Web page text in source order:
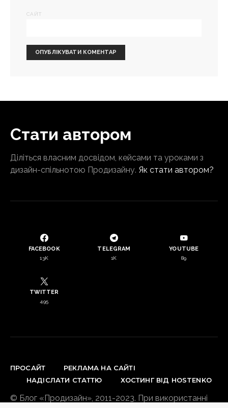
САЙТ
Стати автором
Діліться власним досвідом, кейсами та уроками з
дизайн-спільнотою Продизайну. Як стати автором?
FACEBOOK
13K
TELEGRAM
1K
YOUTUBE
89
TWITTER
495
ПРОСАЙТ
РЕКЛАМА НА САЙТІ
НАДІСЛАТИ СТАТТЮ
ХОСТИНГ ВІД HOSTENKO
© Блог «Продизайн», 2011-2023. При використанні